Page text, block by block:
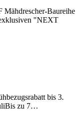
Baureihe
"NEXT
bis 3.
zu 7…